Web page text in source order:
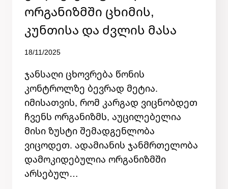
Ორგანიზმში Ცხიმის,
Კუნთისა Და Ძვლის Მასა
By
18/11/2025
ჯანსაღი ცხოვრება წონის
კონტროლზე ბევრად მეტია.
იმისათვის, რომ კარგად ვიცნობდეთ
ჩვენს ორგანიზმს, აუცილებელია
მისი ზუსტი შემადგენლობა
ვიცოდეთ. ადამიანის ჯანმრთელობა
დამოკიდებულია ორგანიზმში
არსებულ…